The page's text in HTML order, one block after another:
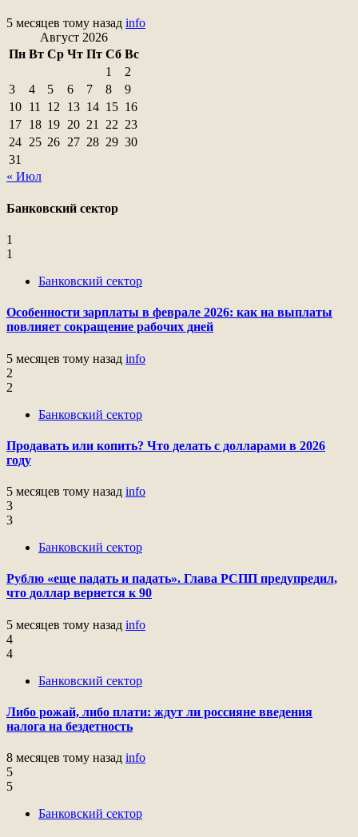
5 месяцев тому назад info
Август 2026
Пн Вт Ср Чт Пт Сб Вс
1
2
3
4 5 6 7 8
9
10 11 12 13 14 15 16
17 18 19 20 21 22 23
24 25 26 27 28 29 30
31
« Июл
Банковский сектор
1
1
Банковский сектор
Особенности зарплаты в феврале 2026: как на выплаты
повлияет сокращение рабочих дней
5 месяцев тому назад info
2
2
Банковский сектор
Продавать или копить? Что делать с долларами в 2026
году
5 месяцев тому назад info
3
3
Банковский сектор
Рублю «еще падать и падать». Глава РСПП предупредил,
что доллар вернется к 90
5 месяцев тому назад info
4
4
Банковский сектор
Либо рожай, либо плати: ждут ли россияне введения
налога на бездетность
8 месяцев тому назад info
5
5
Банковский сектор